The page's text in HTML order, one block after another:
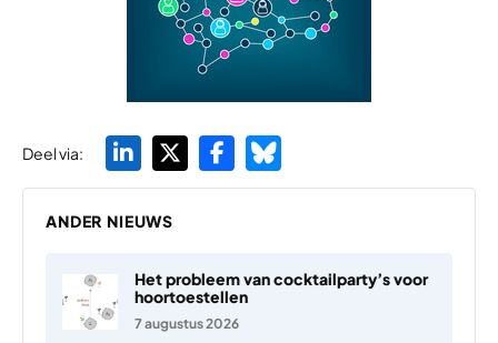
Deel via:
ANDER NIEUWS
Het probleem van cocktailparty’s voor
hoortoestellen
7 augustus 2026